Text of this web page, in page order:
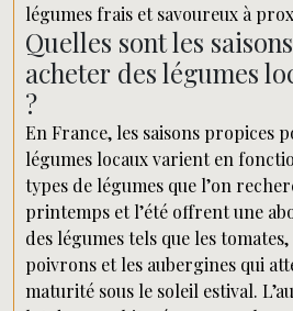
légumes frais et savoureux à
Quelles sont les
acheter des légumes
?
En France, les saisons propices
légumes locaux varient en
types de légumes que l’on
printemps et l’été offrent une
des légumes tels que les
poivrons et les aubergines qui
maturité sous le soleil estival.